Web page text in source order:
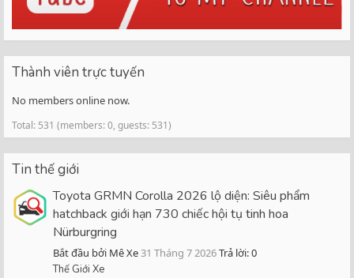
Thành viên trực tuyến
No members online now.
Total: 531 (members: 0, guests: 531)
Tin thế giới
Toyota GRMN Corolla 2026 lộ diện: Siêu phẩm
hatchback giới hạn 730 chiếc hội tụ tinh hoa
Nürburgring
Bắt đầu bởi Mê Xe31 Tháng 7 2026Trả lời: 0
Thế Giới Xe